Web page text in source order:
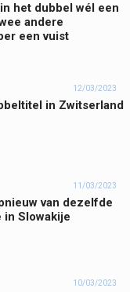
het dubbel wél een
andere
een vuist
12/03/2023
in Zwitserland
11/03/2023
van dezelfde
in Slowakije
10/03/2023